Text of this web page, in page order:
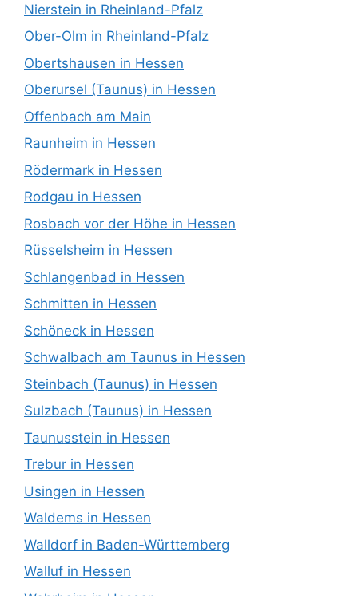
Nierstein in Rheinland-Pfalz
Ober-Olm in Rheinland-Pfalz
Obertshausen in Hessen
Oberursel (Taunus) in Hessen
Offenbach am Main
Raunheim in Hessen
Rödermark in Hessen
Rodgau in Hessen
Rosbach vor der Höhe in Hessen
Rüsselsheim in Hessen
Schlangenbad in Hessen
Schmitten in Hessen
Schöneck in Hessen
Schwalbach am Taunus in Hessen
Steinbach (Taunus) in Hessen
Sulzbach (Taunus) in Hessen
Taunusstein in Hessen
Trebur in Hessen
Usingen in Hessen
Waldems in Hessen
Walldorf in Baden-Württemberg
Walluf in Hessen